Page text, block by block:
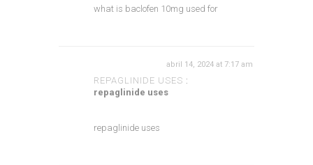
what is baclofen 10mg used for
REPAGLINIDE USES :
abril 14, 2024 at 7:17 am
repaglinide uses
repaglinide uses